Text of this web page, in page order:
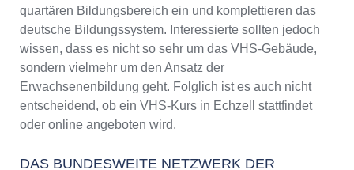
quartären Bildungsbereich ein und komplettieren das
deutsche Bildungssystem. Interessierte sollten jedoch
wissen, dass es nicht so sehr um das VHS-Gebäude,
sondern vielmehr um den Ansatz der
Erwachsenenbildung geht. Folglich ist es auch nicht
entscheidend, ob ein VHS-Kurs in Echzell stattfindet
oder online angeboten wird.
DAS BUNDESWEITE NETZWERK DER